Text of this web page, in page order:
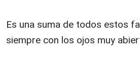
Es una suma de todos estos
siempre con los ojos muy